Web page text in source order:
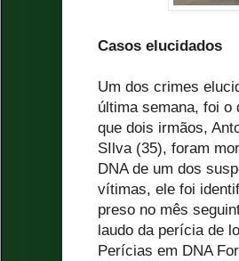
Casos elucidados
Um dos crimes
última semana, foi o
que dois irmãos,
SIlva (35), foram
DNA de um dos
vítimas, ele foi
preso no mês
laudo da perícia de
Perícias em DNA